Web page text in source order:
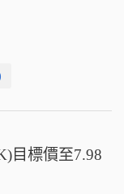
目標價至7.98